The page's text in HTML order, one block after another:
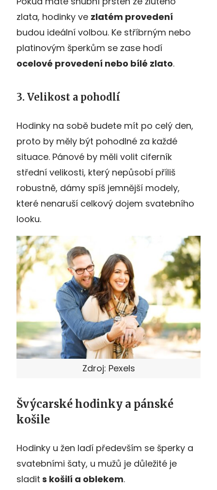
zlata, hodinky ve zlatém provedení
budou ideální volbou. Ke stříbrným nebo
platinovým šperkům se zase hodí
ocelové provedení nebo bílé zlato.
3. Velikost a pohodlí
Hodinky na sobě budete mít po celý den,
proto by měly být pohodlné za každé
situace. Pánové by měli volit ciferník
střední velikosti, který nepůsobí příliš
robustně, dámy spíš jemnější modely,
které nenaruší celkový dojem svatebního
looku.
Zdroj: Pexels
Švýcarské hodinky a pánské
košile
Hodinky u žen ladí především se šperky a
svatebními šaty, u mužů je důležité je
sladit s košilí a oblekem.